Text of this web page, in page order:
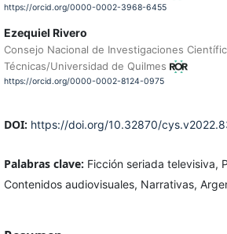
https://orcid.org/0000-0002-3968-6455
Ezequiel Rivero
Consejo Nacional de Investigaciones
Técnicas/Universidad de Quilmes
https://orcid.org/0000-0002-8124-0975
DOI: https://doi.org/10.32870/
Palabras clave: Ficción seriada televisiva,
Contenidos audiovisuales, Narrativas,